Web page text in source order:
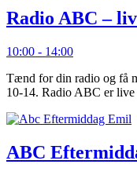
Radio ABC –
10:00 - 14:00
Tænd for din radio og få
10-14. Radio ABC er live
ABC